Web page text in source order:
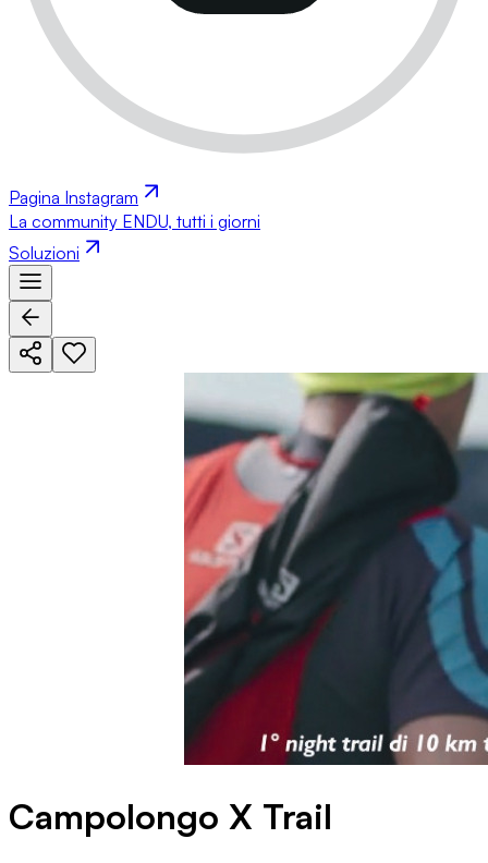
Pagina Instagram
La community ENDU, tutti i giorni
Soluzioni
Campolongo X Trail